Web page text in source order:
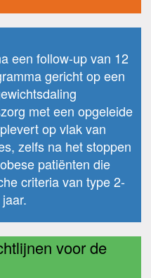
een follow-up van 12
gericht op een
met een opgeleide
op vlak van
zelfs na het stoppen
patiënten die
criteria van type 2-
voor de